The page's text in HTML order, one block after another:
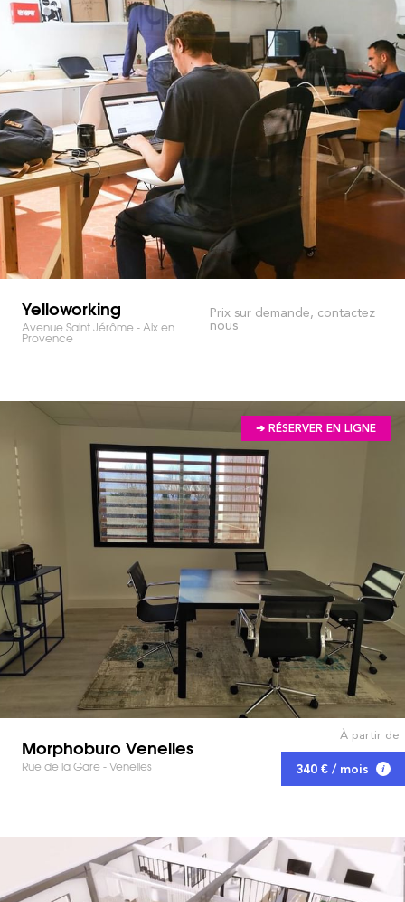
Yelloworking
Avenue Saint Jérôme - Aix en
Provence
Prix sur demande, contactez
nous
➔ RÉSERVER EN LIGNE
Morphoburo Venelles
Rue de la Gare - Venelles
À partir de
340 € / mois